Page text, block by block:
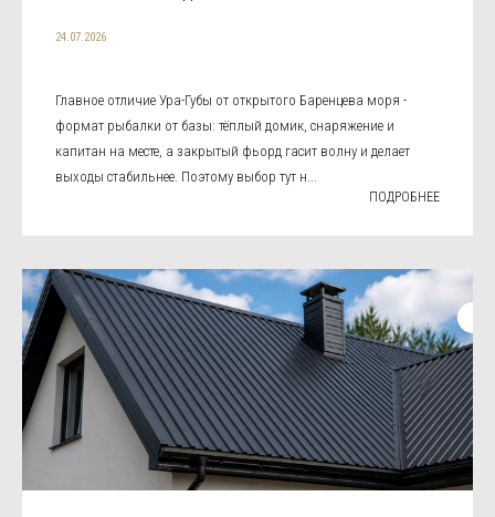
24.07.2026
Главное отличие Ура-Губы от открытого Баренцева моря -
формат рыбалки от базы: тёплый домик, снаряжение и
капитан на месте, а закрытый фьорд гасит волну и делает
выходы стабильнее. Поэтому выбор тут н...
ПОДРОБНЕЕ